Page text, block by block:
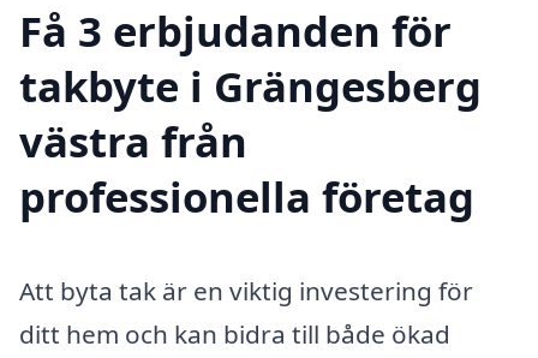
Få 3 erbjudanden för
takbyte i Grängesberg
västra från
professionella företag
Att byta tak är en viktig investering för
ditt hem och kan bidra till både ökad